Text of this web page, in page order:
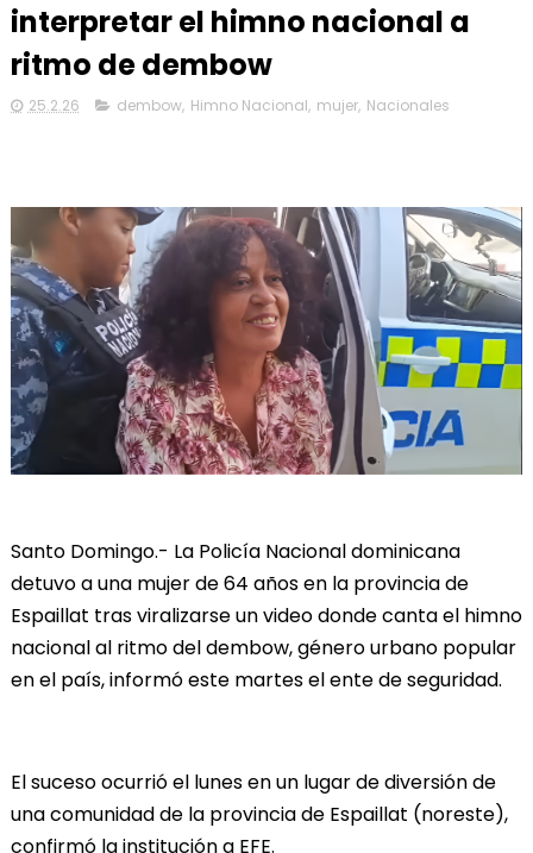
interpretar el himno nacional a
ritmo de dembow
25.2.26 dembow, Himno Nacional, mujer, Nacionales
Santo Domingo.- La Policía Nacional dominicana
detuvo a una mujer de 64 años en la provincia de
Espaillat tras viralizarse un video donde canta el himno
nacional al ritmo del dembow, género urbano popular
en el país, informó este martes el ente de seguridad.
El suceso ocurrió el lunes en un lugar de diversión de
una comunidad de la provincia de Espaillat (noreste),
confirmó la institución a EFE.